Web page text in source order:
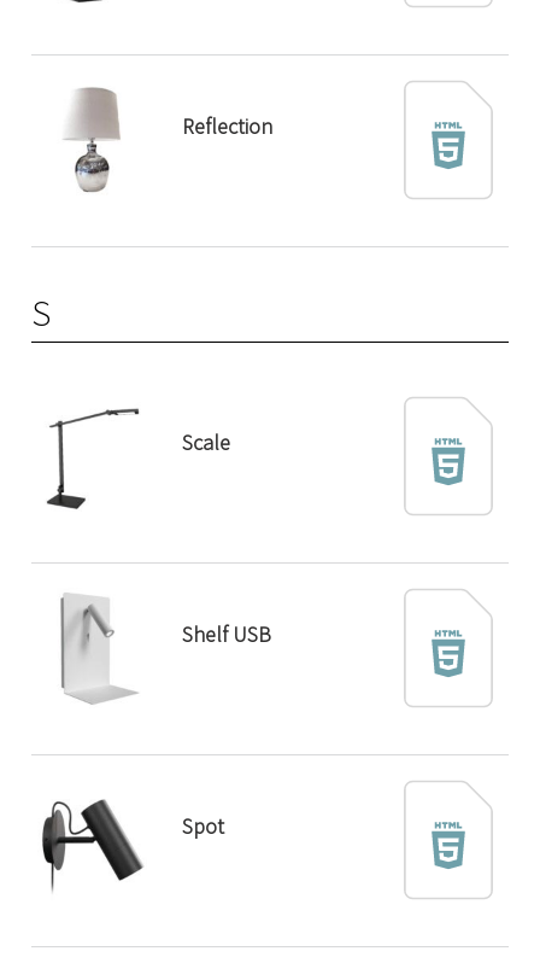
Reflection
S
Scale
Shelf USB
Spot